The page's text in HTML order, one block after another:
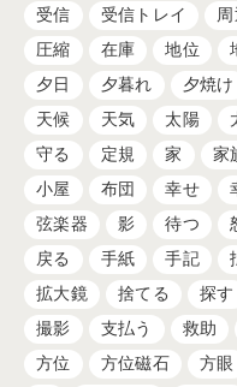
受信
受信トレイ
圧縮
在庫 地位
夕日
夕暮れ 夕焼け
天候
天気 太陽
守る
定規 家 家
小屋
布団 幸せ
弦楽器
影 待つ
戻る
手紙 手記
拡大鏡
捨てる 探す
撮影
支払う 救助
方位
方位磁石 方眼